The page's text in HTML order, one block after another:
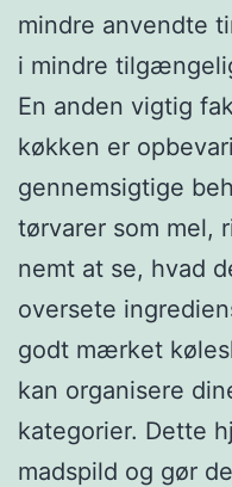
mindre anvendte
i mindre
En anden vigtig
køkken er
gennemsigtige
tørvarer som mel,
nemt at se, hvad
oversete
godt mærket
kan organisere
kategorier. Dette
madspild og gør